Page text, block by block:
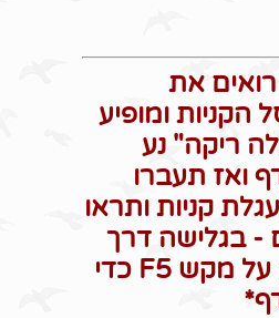
את
הקניות ומופיע
ריקה" נע
ואז תעברו
קניות ותראו
- בגלישה דרך
מחשב לחצו על מקש F5 כדי